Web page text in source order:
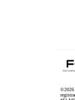
©2026